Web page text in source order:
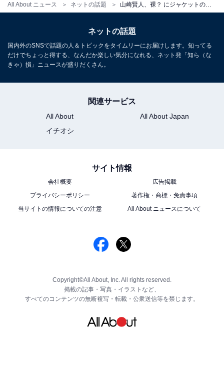
All About ニュース ネットの話題
ネットの話題
国内外のSNSで話題の人＆トピックをタイムリーにお届けします。知ってる
だけでちょっと得する、なんだか楽しい気分になれる、ネット発「知ら（な
きゃ）損」ニュースが盛りだくさん。
関連サービス
All About
All About Japan
イチオシ
サイト情報
会社概要
広告掲載
プライバシーポリシー
著作権・商標・免責事項
当サイトの情報についての注意
All About ニュースについて
Copyright©All About, Inc. All rights reserved.
掲載の記事・写真・イラストなど、
すべてのコンテンツの無断複写・転載・公衆送信等を禁じます。